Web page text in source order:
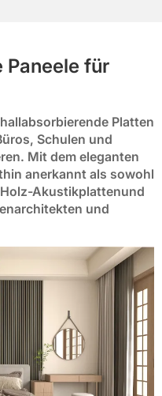
für
Platten
Schulen und
Mit dem eleganten
anerkannt als sowohl
Holz-Akustikplattenund
und